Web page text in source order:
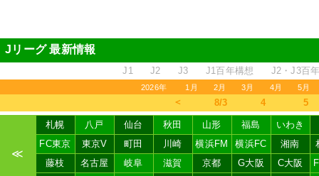
Jリーグ 最新情報
J1 J2 J3 J1百年構想 J2・J3百
2026年 1月 2月 3月 4月 5月
＜ 8/3 4 5
≪
札幌 八戸 仙台 秋田 山形 福島
いわき
FC東京
東京V 町田 川崎 横浜FM 横浜FC 湘南
藤枝
名古屋 岐阜 滋賀 京都 G大阪 C大阪